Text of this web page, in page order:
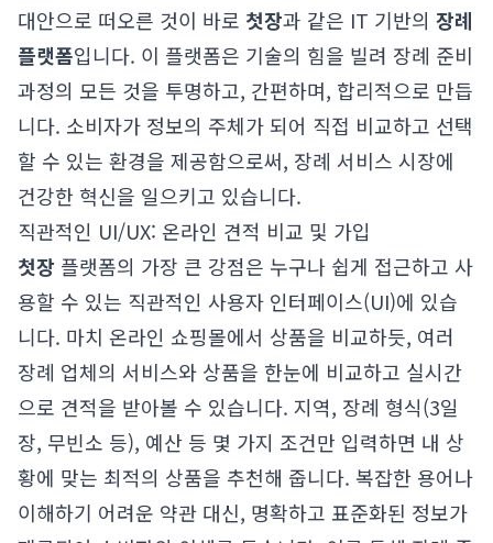
대안으로 떠오른 것이 바로 첫장과 같은 IT 기반의 장례
플랫폼입니다. 이 플랫폼은 기술의 힘을 빌려 장례 준비
과정의 모든 것을 투명하고, 간편하며, 합리적으로 만듭
니다. 소비자가 정보의 주체가 되어 직접 비교하고 선택
할 수 있는 환경을 제공함으로써, 장례 서비스 시장에
건강한 혁신을 일으키고 있습니다.
직관적인 UI/UX: 온라인 견적 비교 및 가입
첫장 플랫폼의 가장 큰 강점은 누구나 쉽게 접근하고 사
용할 수 있는 직관적인 사용자 인터페이스(UI)에 있습
니다. 마치 온라인 쇼핑몰에서 상품을 비교하듯, 여러
장례 업체의 서비스와 상품을 한눈에 비교하고 실시간
으로 견적을 받아볼 수 있습니다. 지역, 장례 형식(3일
장, 무빈소 등), 예산 등 몇 가지 조건만 입력하면 내 상
황에 맞는 최적의 상품을 추천해 줍니다. 복잡한 용어나
이해하기 어려운 약관 대신, 명확하고 표준화된 정보가